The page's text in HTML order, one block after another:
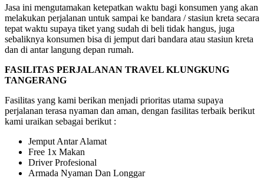
Jasa ini mengutamakan ketepatkan waktu bagi konsumen yang akan
melakukan perjalanan untuk sampai ke bandara / stasiun kreta secara
tepat waktu supaya tiket yang sudah di beli tidak hangus, juga
sebaliknya konsumen bisa di jemput dari bandara atau stasiun kreta
dan di antar langung depan rumah.
FASILITAS PERJALANAN TRAVEL KLUNGKUNG
TANGERANG
Fasilitas yang kami berikan menjadi prioritas utama supaya
perjalanan terasa nyaman dan aman, dengan fasilitas terbaik berikut
kami uraikan sebagai berikut :
Jemput Antar Alamat
Free 1x Makan
Driver Profesional
Armada Nyaman Dan Longgar